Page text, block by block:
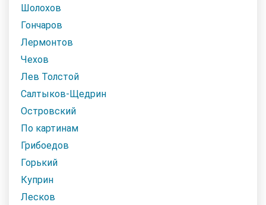
Шолохов
Гончаров
Лермонтов
Чехов
Лев Толстой
Салтыков-Щедрин
Островский
По картинам
Грибоедов
Горький
Куприн
Лесков